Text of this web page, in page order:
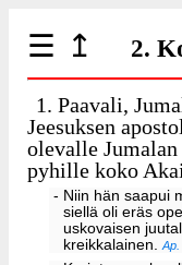
☰ ↥ 2.
1. Paavali,
Jeesuksen
olevalle
pyhille koko
- Niin hän saapui
siellä oli eräs
uskovaisen
kreikkalainen.Ap.